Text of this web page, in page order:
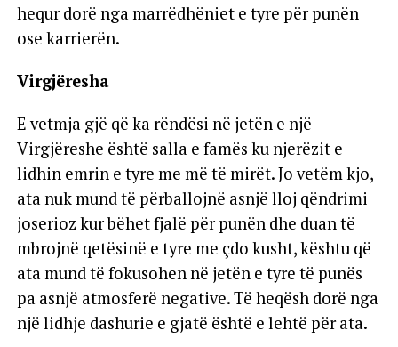
hequr dorë nga marrëdhëniet e tyre për punën
ose karrierën.
Virgjëresha
E vetmja gjë që ka rëndësi në jetën e një
Virgjëreshe është salla e famës ku njerëzit e
lidhin emrin e tyre me më të mirët. Jo vetëm kjo,
ata nuk mund të përballojnë asnjë lloj qëndrimi
joserioz kur bëhet fjalë për punën dhe duan të
mbrojnë qetësinë e tyre me çdo kusht, kështu që
ata mund të fokusohen në jetën e tyre të punës
pa asnjë atmosferë negative. Të heqësh dorë nga
një lidhje dashurie e gjatë është e lehtë për ata.